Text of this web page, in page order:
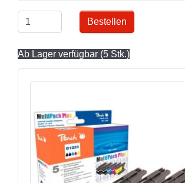
Bestellen
Ab Lager verfügbar (5 Stk.)